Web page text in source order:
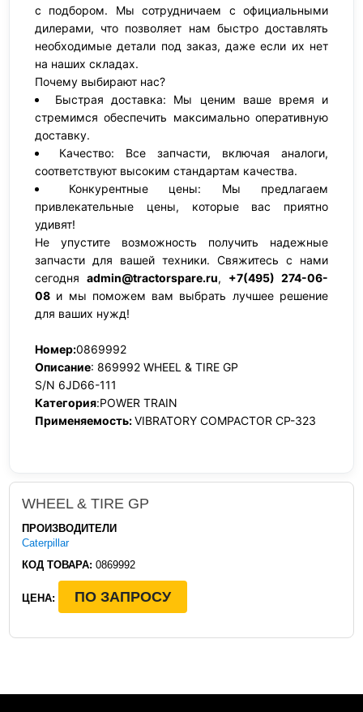
с подбором. Мы сотрудничаем с официальными
дилерами, что позволяет нам быстро доставлять
необходимые детали под заказ, даже если их нет
на наших складах.
Почему выбирают нас?
Быстрая доставка: Мы ценим ваше время и
стремимся обеспечить максимально оперативную
доставку.
Качество: Все запчасти, включая аналоги,
соответствуют высоким стандартам качества.
Конкурентные цены: Мы предлагаем
привлекательные цены, которые вас приятно
удивят!
Не упустите возможность получить надежные
запчасти для вашей техники. Свяжитесь с нами
сегодня admin@tractorspare.ru, +7(495) 274-06-
08 и мы поможем вам выбрать лучшее решение
для ваших нужд!
Номер:0869992
Описание: 869992 WHEEL & TIRE GP
S/N 6JD66-111
Категория:POWER TRAIN
Применяемость:VIBRATORY COMPACTOR CP-323
WHEEL & TIRE GP
ПРОИЗВОДИТЕЛИ
Caterpillar
КОД ТОВАРА: 0869992
ЦЕНА: ПО ЗАПРОСУ